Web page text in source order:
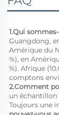
1.Qui
Guangdong,
Amérique du
%), en
%). Afrique
2.Comment
un échantillon
Toujours une